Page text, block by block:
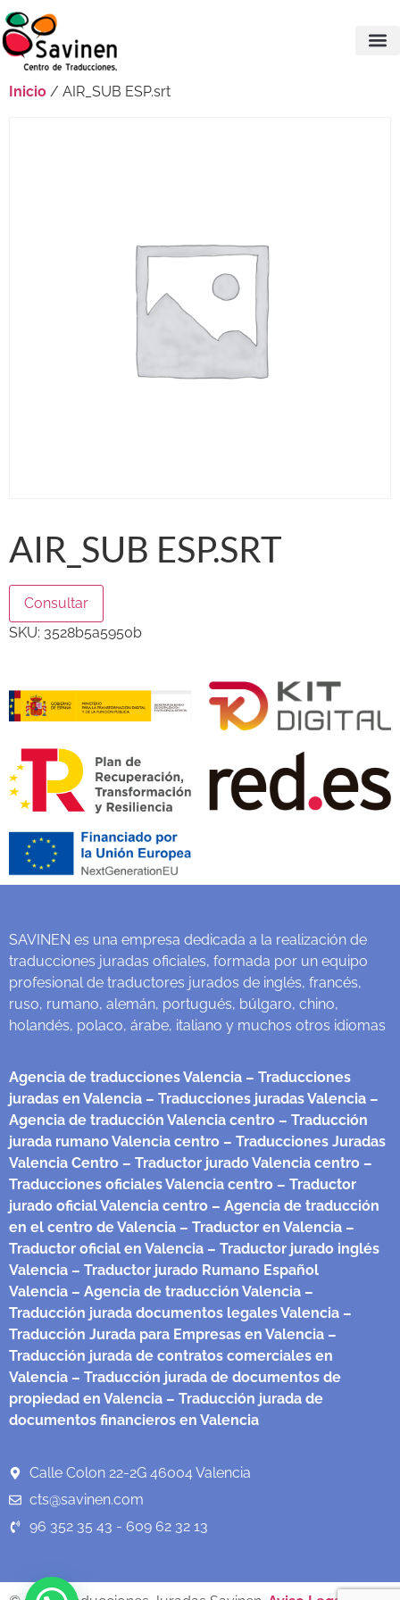
Inicio / AIR_SUB ESP.srt
AIR_SUB ESP.SRT
Consultar
SKU: 3528b5a5950b
SAVINEN es una empresa dedicada a la realización de
traducciones juradas oficiales, formada por un equipo
profesional de traductores jurados de inglés, francés,
ruso, rumano, alemán, portugués, búlgaro, chino,
holandés, polaco, árabe, italiano y muchos otros idiomas
Agencia de traducciones Valencia – Traducciones
juradas en Valencia – Traducciones juradas Valencia –
Agencia de traducción Valencia centro – Traducción
jurada rumano Valencia centro – Traducciones Juradas
Valencia Centro – Traductor jurado Valencia centro –
Traducciones oficiales Valencia centro – Traductor
jurado oficial Valencia centro – Agencia de traducción
en el centro de Valencia – Traductor en Valencia –
Traductor oficial en Valencia – Traductor jurado inglés
Valencia – Traductor jurado Rumano Español
Valencia – Agencia de traducción Valencia –
Traducción jurada documentos legales Valencia –
Traducción Jurada para Empresas en Valencia –
Traducción jurada de contratos comerciales en
Valencia – Traducción jurada de documentos de
propiedad en Valencia – Traducción jurada de
documentos financieros en Valencia
Calle Colon 22-2G 46004 Valencia
cts@savinen.com
96 352 35 43 - 609 62 32 13